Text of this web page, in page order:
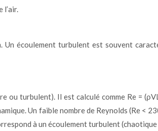
l’air.
écoulement turbulent est souvent
ou turbulent). Il est calculé comme Re =
Un faible nombre de Reynolds (Re <
à un écoulement turbulent